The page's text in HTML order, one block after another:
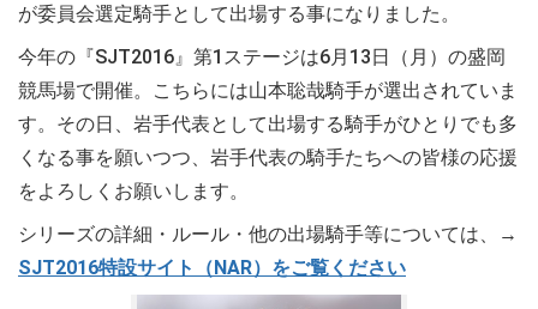
が委員会選定騎手として出場する事になりました。
今年の『SJT2016』第1ステージは6月13日（月）の盛岡
競馬場で開催。こちらには山本聡哉騎手が選出されていま
す。その日、岩手代表として出場する騎手がひとりでも多
くなる事を願いつつ、岩手代表の騎手たちへの皆様の応援
をよろしくお願いします。
シリーズの詳細・ルール・他の出場騎手等については、→
SJT2016特設サイト（NAR）をご覧ください